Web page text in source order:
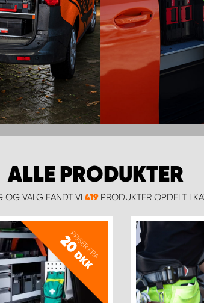
ALLE PRODUKTER
OG VALG FANDT VI 419PRODUKTER OPDELT I
PRISER FRA
20
DKK